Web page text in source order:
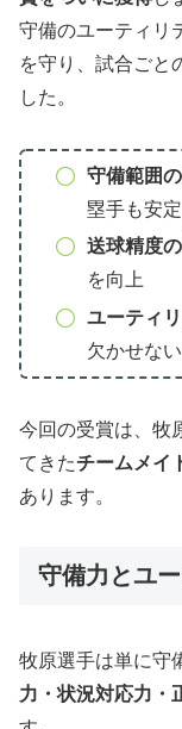
守備のユーティリ
を守り、試合ごと
した。
守備範囲
塁手も安
送球精度
を向上
ユーティ
欠かせな
今回の受賞は、牧
てきたチームメイ
あります。
守備力とユ
牧原選手は単に守
力・状況対応力・